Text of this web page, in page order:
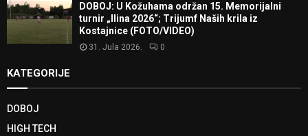
DOBOJ: U Kožuhama održan 15. Memorijalni
turnir „Ilina 2026“; Trijumf Naših krila iz
Kostajnice (FOTO/VIDEO)
31. Jula 2026. 0
KATEGORIJE
DOBOJ
HIGH TECH